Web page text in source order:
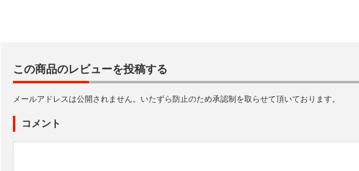
この商品のレビューを投稿する
メールアドレスは公開されません。いたずら防止のため承認制を取らせて頂いております。
コメント